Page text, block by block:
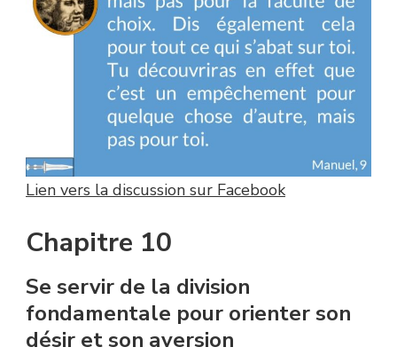
Lien vers la discussion sur Facebook
Chapitre 10
Se servir de la division
fondamentale pour orienter son
désir et son aversion